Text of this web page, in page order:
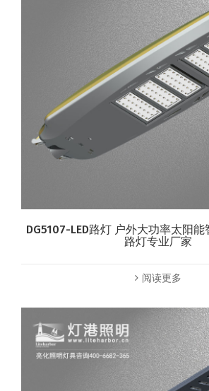
DG5107-LED路灯 户外大功率太阳能
路灯专业厂家
阅读更多